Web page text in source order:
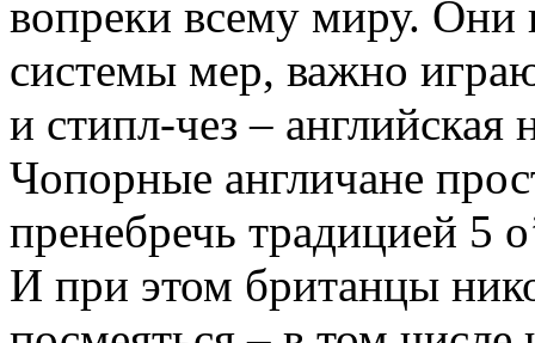
вопреки всему миру. Они
системы мер, важно
и стипл-чез – английская
Чопорные англичане
пренебречь традицией 5
И при этом британцы